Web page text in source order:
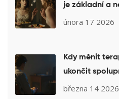
je základní a
února 17 2026
Kdy měnit
ukončit
náhradníka
března 14 2026